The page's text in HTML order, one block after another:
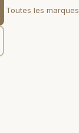
Toutes les marques